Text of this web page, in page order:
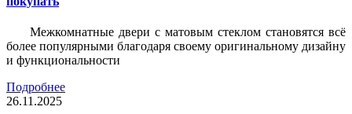
Межкомнатные двери с матовым стеклом становятся всё
более популярными благодаря своему оригинальному дизайну
и функциональности
Подробнее
26.11.2025